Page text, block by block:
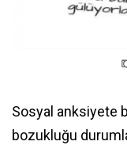
Sosyal anksiyete
bozukluğu